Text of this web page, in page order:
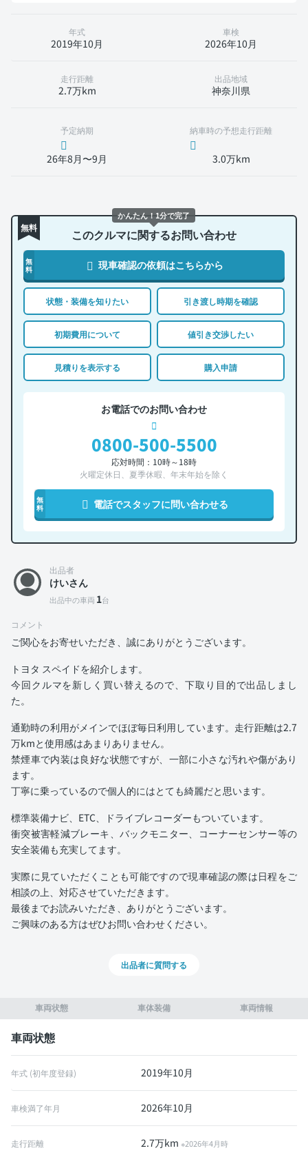
年式
2019年10月
車検
2026年10月
走行距離
2.7万km
出品地域
神奈川県
予定納期
26年8月〜9月
納車時の予想走行距離
3.0万km
無料 このクルマに関するお問い合わせ
無
料
現車確認の依頼はこちらから
状態・装備を知りたい 引き渡し時期を確認
初期費用について 値引き交渉したい
見積りを表示する 購入申請
お電話でのお問い合わせ
0800-500-5500
応対時間：10時～18時
火曜定休日、夏季休暇、年末年始を除く
無
料
電話でスタッフに問い合わせる
車両状態 車体装備 車両情報
車両状態
年式 (初年度登録) 2019年10月
車検満了年月 2026年10月
走行距離 2.7万km※2026年4月時
出品者
けいさん
出品中の車両 1台
コメント
ご関心をお寄せいただき、誠にありがとうございます。
トヨタ スペイドを紹介します。
今回クルマを新しく買い替えるので、下取り目的で出品しまし
た。
通勤時の利用がメインでほぼ毎日利用しています。走行距離は2.7
万kmと使用感はあまりありません。
禁煙車で内装は良好な状態ですが、一部に小さな汚れや傷があり
ます。
丁寧に乗っているので個人的にはとても綺麗だと思います。
標準装備ナビ、ETC、ドライブレコーダーもついています。
衝突被害軽減ブレーキ、バックモニター、コーナーセンサー等の
安全装備も充実してます。
実際に見ていただくことも可能ですので現車確認の際は日程をご
相談の上、対応させていただきます。
最後までお読みいただき、ありがとうございます。
ご興味のある方はぜひお問い合わせください。
出品者に質問する
かんたん！1分で完了